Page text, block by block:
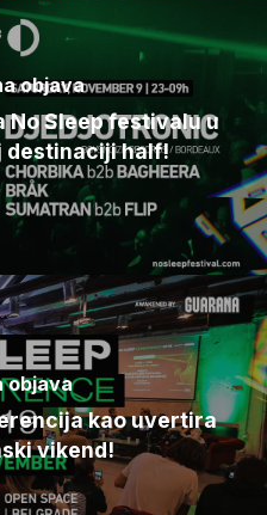
objava
No Sleep festivalu u
destinaciji half!
objava
kao uvertira
vikend!